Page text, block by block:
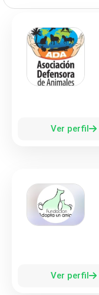
Ver perfil
Ver perfil